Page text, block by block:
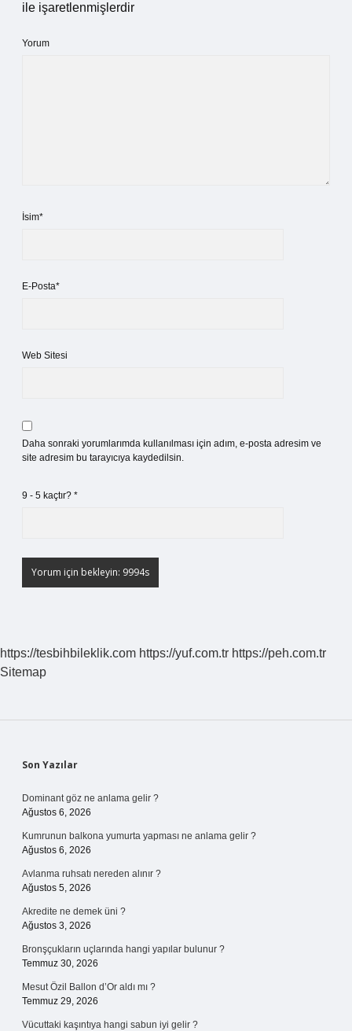
ile işaretlenmişlerdir
Yorum
İsim*
E-Posta*
Web Sitesi
Daha sonraki yorumlarımda kullanılması için adım, e-posta adresim ve
site adresim bu tarayıcıya kaydedilsin.
9 - 5 kaçtır? *
https://tesbihbileklik.com https://yuf.com.tr https://peh.com.tr
Sitemap
Sidebar
Son Yazılar
Dominant göz ne anlama gelir ?
Ağustos 6, 2026
Kumrunun balkona yumurta yapması ne anlama gelir ?
Ağustos 6, 2026
Avlanma ruhsatı nereden alınır ?
Ağustos 5, 2026
Akredite ne demek üni ?
Ağustos 3, 2026
Bronşçukların uçlarında hangi yapılar bulunur ?
Temmuz 30, 2026
Mesut Özil Ballon d’Or aldı mı ?
Temmuz 29, 2026
Vücuttaki kaşıntıya hangi sabun iyi gelir ?